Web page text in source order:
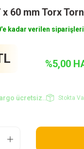
60 mm Torx
kadar verilen
%5,00
ücretsiz.. Stokta